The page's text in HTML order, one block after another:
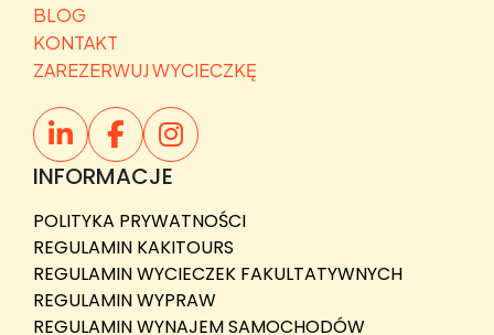
BLOG
KONTAKT
ZAREZERWUJ WYCIECZKĘ
INFORMACJE
POLITYKA PRYWATNOŚCI
REGULAMIN KAKITOURS
REGULAMIN WYCIECZEK FAKULTATYWNYCH
REGULAMIN WYPRAW
REGULAMIN WYNAJEM SAMOCHODÓW